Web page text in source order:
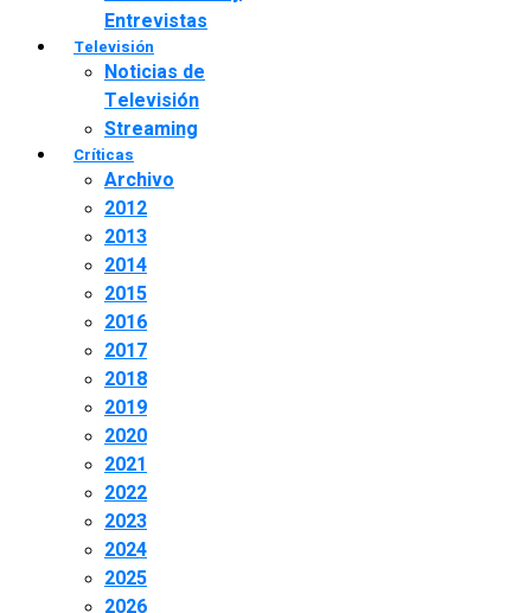
Entrevistas
Televisión
Noticias de
Televisión
Streaming
Críticas
Archivo
2012
2013
2014
2015
2016
2017
2018
2019
2020
2021
2022
2023
2024
2025
2026